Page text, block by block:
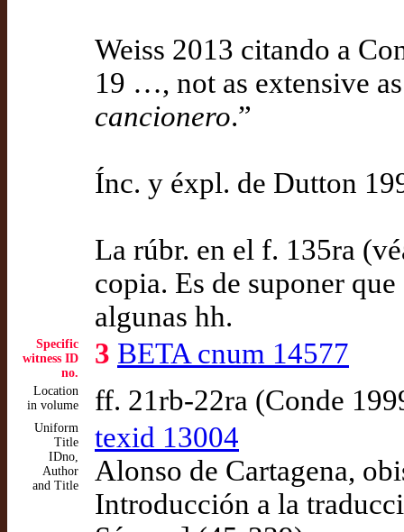
Weiss 2013 citando a
19 …, not as extensive
cancionero.”
Ínc. y éxpl. de Dutton
La rúbr. en el f. 135ra
copia. Es de suponer
algunas hh.
Specific
witness ID
no.
3 BETA cnum 14577
Location
in volume
ff. 21rb-22ra (Conde
Uniform
Title
IDno,
Author
and Title
texid 13004
Alonso de Cartagena,
Introducción a la